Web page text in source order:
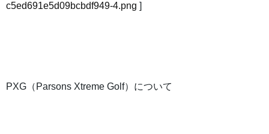
c5ed691e5d09bcbdf949-4.png ]
PXG（Parsons Xtreme Golf）について